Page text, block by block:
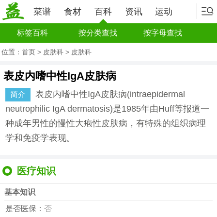
菜谱 食材 百科 资讯 运动
标签百科 按分类查找 按字母查找
位置： 首页 > 皮肤科 > 皮肤科
表皮内嗜中性IgA皮肤病
简介
表皮内嗜中性IgA皮肤病(intraepidermal
neutrophilic IgA dermatosis)是1985年由Huff等报道一
种成年男性的慢性大疱性皮肤病，有特殊的组织病理
学和免疫学表现。
医疗知识
基本知识
是否医保： 否